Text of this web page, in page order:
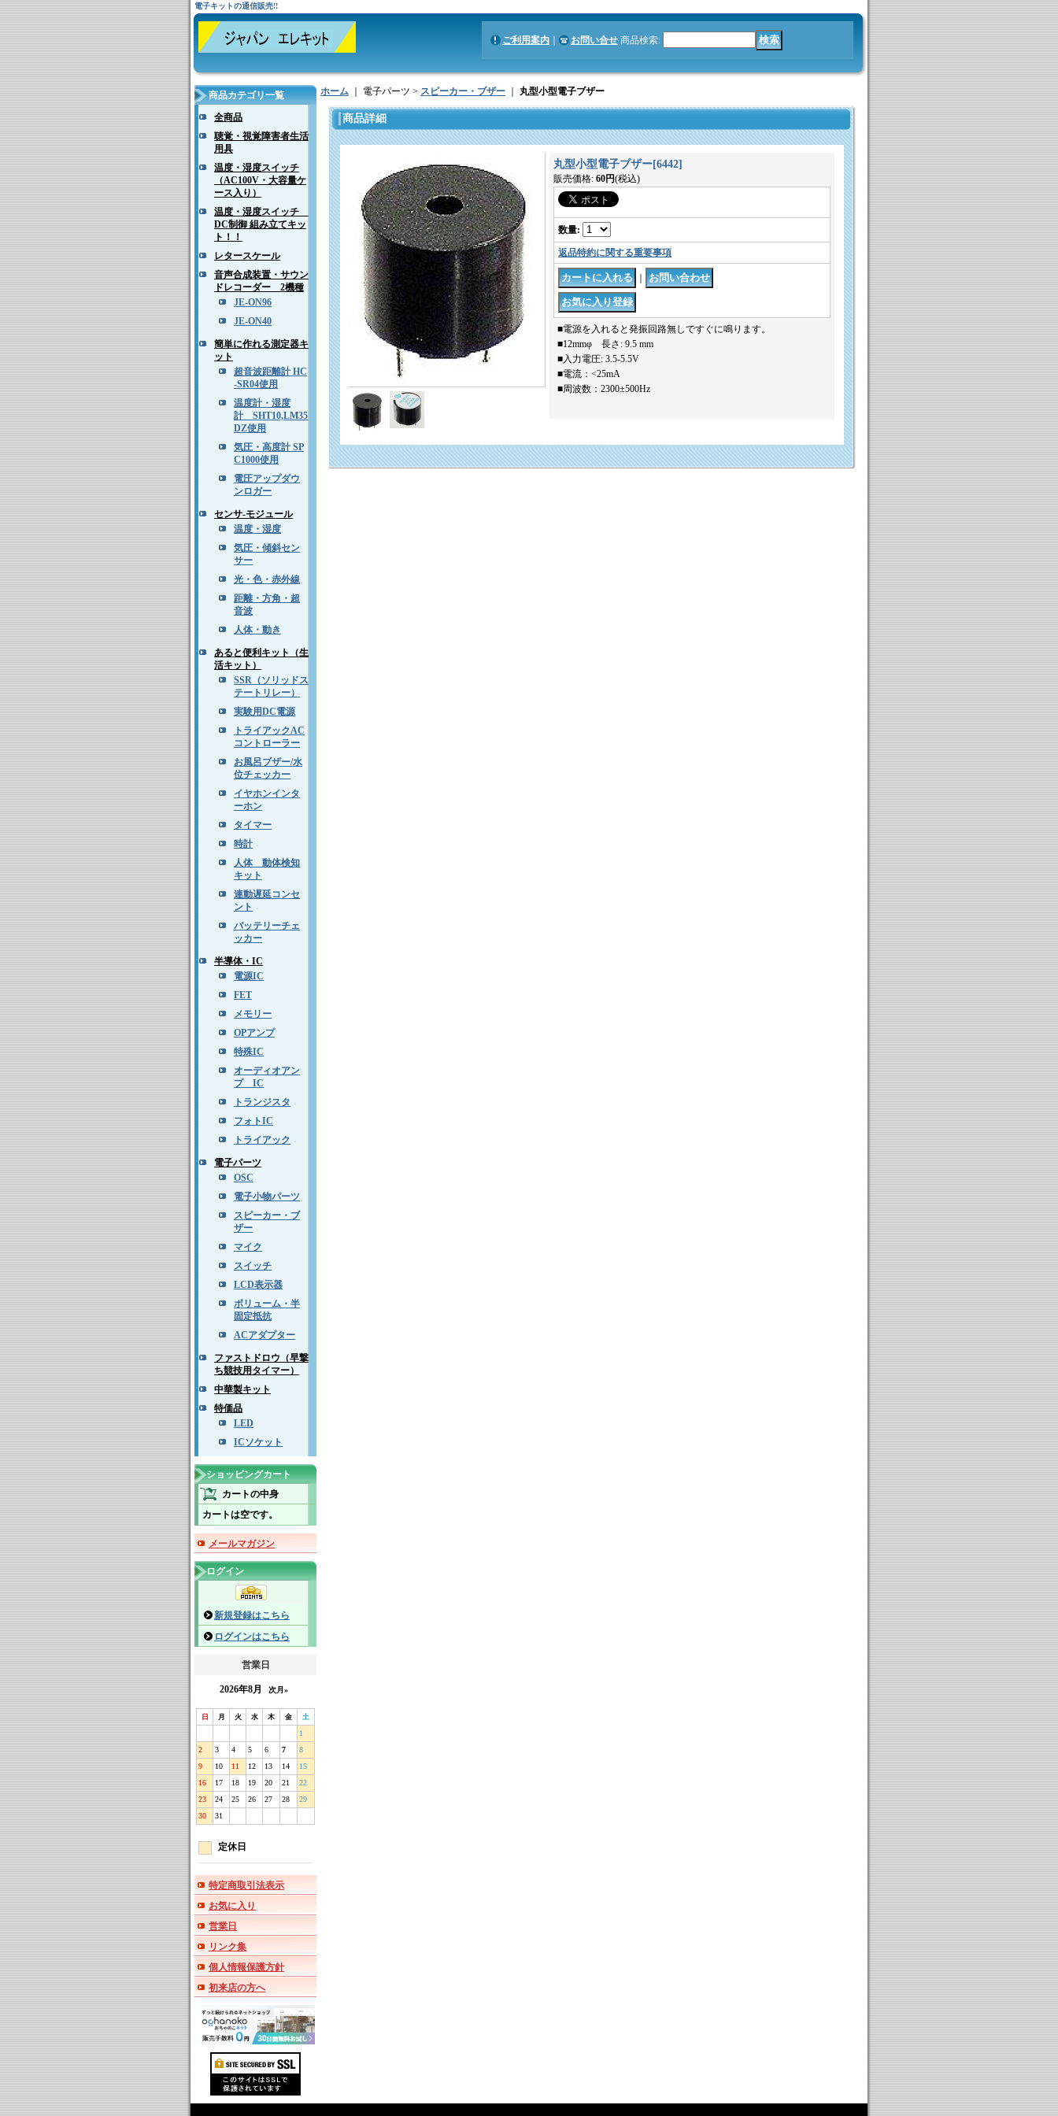
電子キットの通信販売!!
ご利用案内 お問い合せ 商品検索:
商品カテゴリ一覧
全商品
聴覚・視覚障害者生活
用具
温度・湿度スイッチ
（AC100V・大容量ケ
ース入り）
温度・湿度スイッチ
DC制御 組み立てキッ
ト！！
レタースケール
音声合成装置・サウン
ドレコーダー 2機種
JE-ON96
JE-ON40
簡単に作れる測定器キ
ット
超音波距離計 HC
-SR04使用
温度計・湿度
計 SHT10,LM35
DZ使用
気圧・高度計 SP
C1000使用
電圧アップダウ
ンロガー
センサ-モジュール
温度・湿度
気圧・傾斜セン
サー
光・色・赤外線
距離・方角・超
音波
人体・動き
あると便利キット（生
活キット）
SSR（ソリッドス
テートリレー）
実験用DC電源
トライアックAC
コントローラー
お風呂ブザー/水
位チェッカー
イヤホンインタ
ーホン
タイマー
時計
人体 動体検知
キット
連動遅延コンセ
ント
バッテリーチェ
ッカー
半導体・IC
電源IC
FET
メモリー
OPアンプ
特殊IC
オーディオアン
プ IC
トランジスタ
フォトIC
トライアック
電子パーツ
OSC
電子小物パーツ
スピーカー・ブ
ザー
マイク
スイッチ
LCD表示器
ボリューム・半
固定抵抗
ACアダプター
ファストドロウ（早撃
ち競技用タイマー）
中華製キット
特価品
LED
ICソケット
ショッピングカート
カートの中身
カートは空です。
メールマガジン
ログイン
新規登録はこちら
ログインはこちら
営業日
2026年8月 次月»
日 月 火 水 木 金 土
1
2
3 4 5 6 7
8
9
10 11 12 13 14
15
16
17 18 19 20 21
22
23
24 25 26 27 28
29
30
31
定休日
特定商取引法表示
お気に入り
営業日
リンク集
個人情報保護方針
初来店の方へ
ホーム ｜ 電子パーツ > スピーカー・ブザー 丸型小型電子ブザー
商品詳細
丸型小型電子ブザー[6442]
販売価格: 60円(税込)
数量:
返品特約に関する重要事項
■電源を入れると発振回路無しですぐに鳴ります。
■12mmφ 長さ: 9.5 mm
■入力電圧: 3.5-5.5V
■電流：<25mA
■周波数：2300±500Hz